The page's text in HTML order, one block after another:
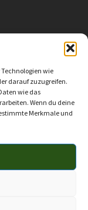
wie
darauf zuzugreifen.
wie das
Wenn du deine
Merkmale und